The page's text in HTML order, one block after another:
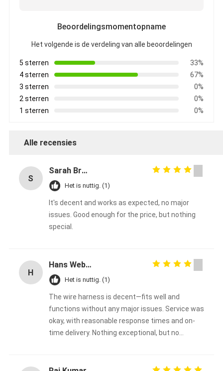
Beoordelingsmomentopname
Het volgende is de verdeling van alle beoordelingen
5 sterren
33%
4 sterren
67%
3 sterren
0%
2 sterren
0%
1 sterren
0%
Alle recensies
S
Sarah Brown
Het is nuttig. (1)
It's decent and works as expected, no major
issues. Good enough for the price, but nothing
special.
H
Hans Weber
Het is nuttig. (1)
The wire harness is decent—fits well and
functions without any major issues. Service was
okay, with reasonable response times and on-
time delivery. Nothing exceptional, but no